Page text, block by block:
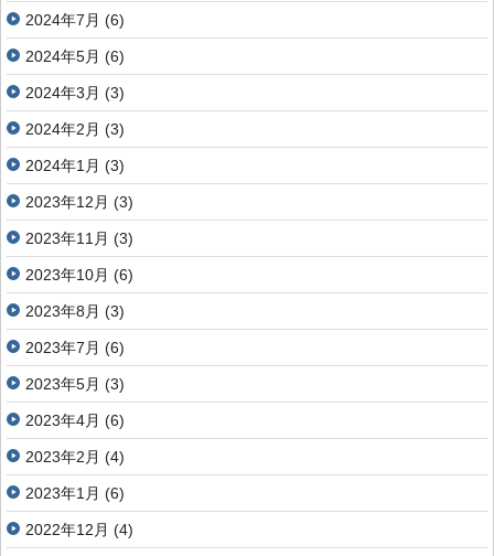
2024年7月 (6)
2024年5月 (6)
2024年3月 (3)
2024年2月 (3)
2024年1月 (3)
2023年12月 (3)
2023年11月 (3)
2023年10月 (6)
2023年8月 (3)
2023年7月 (6)
2023年5月 (3)
2023年4月 (6)
2023年2月 (4)
2023年1月 (6)
2022年12月 (4)